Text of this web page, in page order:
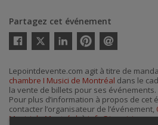
Partagez cet événement
Twitter
courriel
Lepointdevente.com agit à titre de
chambre I Musici de Montréal dans le
la vente de billets pour ses événements.
Pour plus d’information à propos de cet
contacter l’organisateur de l’événement,
Musici de Montréal, àinfo@imusici.com